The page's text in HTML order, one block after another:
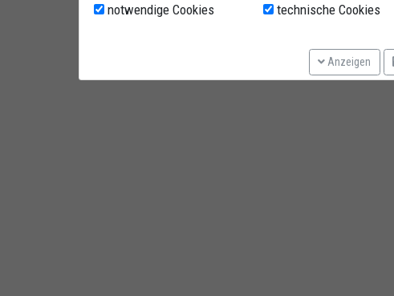
notwendige Cookies
technische Cookies
Anzeigen